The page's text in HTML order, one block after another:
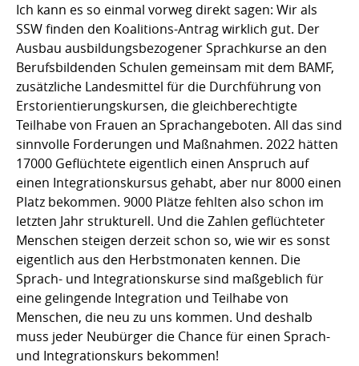
Ich kann es so einmal vorweg direkt sagen: Wir als
SSW finden den Koalitions-Antrag wirklich gut. Der
Ausbau ausbildungsbezogener Sprachkurse an den
Berufsbildenden Schulen gemeinsam mit dem BAMF,
zusätzliche Landesmittel für die Durchführung von
Erstorientierungskursen, die gleichberechtigte
Teilhabe von Frauen an Sprachangeboten. All das sind
sinnvolle Forderungen und Maßnahmen. 2022 hätten
17000 Geflüchtete eigentlich einen Anspruch auf
einen Integrationskursus gehabt, aber nur 8000 einen
Platz bekommen. 9000 Plätze fehlten also schon im
letzten Jahr strukturell. Und die Zahlen geflüchteter
Menschen steigen derzeit schon so, wie wir es sonst
eigentlich aus den Herbstmonaten kennen. Die
Sprach- und Integrationskurse sind maßgeblich für
eine gelingende Integration und Teilhabe von
Menschen, die neu zu uns kommen. Und deshalb
muss jeder Neubürger die Chance für einen Sprach-
und Integrationskurs bekommen!